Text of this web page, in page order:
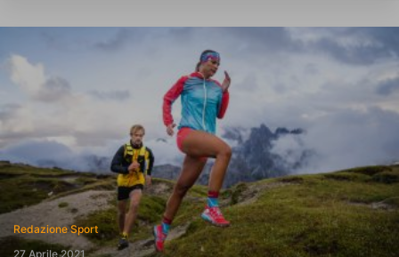
Redazione Sport
27 Aprile 2021